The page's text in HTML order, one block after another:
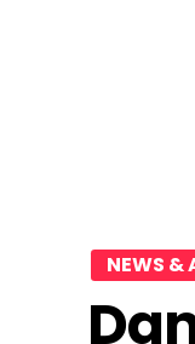
NEWS &